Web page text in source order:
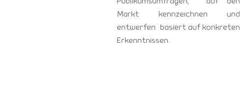
Markt kennzeichnen und
entwerfen basiert auf konkreten
Erkenntnissen.